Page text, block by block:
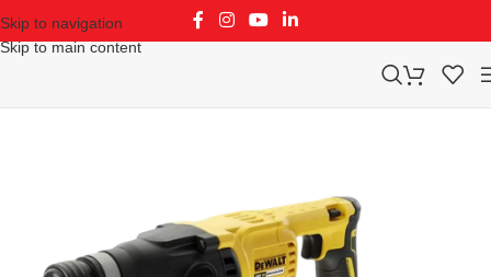
Skip to navigation
Skip to main content